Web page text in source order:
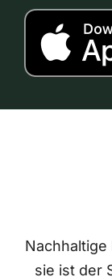
sie ist der